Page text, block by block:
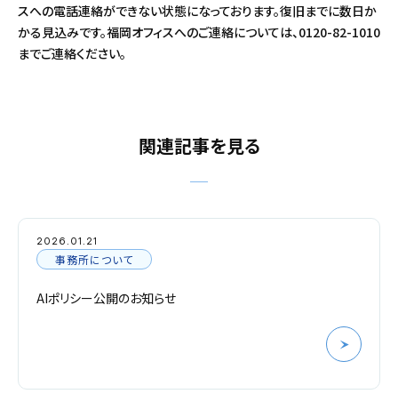
スへの電話連絡ができない状態になっております。復旧までに数日か
かる見込みです。福岡オフィスへのご連絡については、0120-82-1010
までご連絡ください。
関連記事を見る
2026.01.21
事務所について
AIポリシー公開のお知らせ